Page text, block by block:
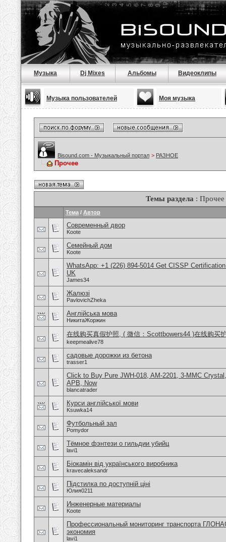
Музыка Dj Mixes Альбомы Видеоклипы
Музыка пользователей Моя музыка
Bisound.com - Музыкальный портал > РАЗНОЕ
Прочее
Темы раздела : Прочее
Тема / Автор
Современный двор
Koote
Семейный дом
Koote
WhatsApp: +1 (226) 894-5014​ Get CISSP
UK
James34
Жалюзі
PavlovichZheka
Англійська мова
НикитаЖоржин
在线购买真假护照, ( 微信：Scottbowers44 )在线购买
keepmealive78
садовые дорожки из бетона
trasser1
Click to Buy Pure JWH-018, AM-2201, 3-MMC
APB, Now
blancatrader
Курси англійської мови
Ksuwka14
Футбольный зал
Pomydor
Тёмное фэнтези о гильдии убийц
lavi1
Біокамін від українського виробника
kravecaleksandr
Підстилка по доступній ціні
Юлия0211
Инженерные материалы
Koote
Профессиональный мониторинг транспорта
экономия
lavi1